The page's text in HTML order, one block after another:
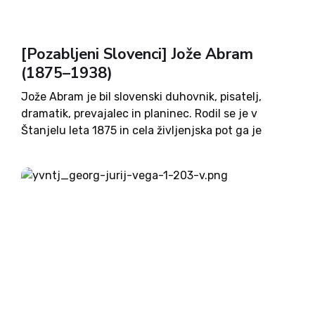
[Pozabljeni Slovenci] Jože Abram
(1875–1938)
Jože Abram je bil slovenski duhovnik, pisatelj,
dramatik, prevajalec in planinec. Rodil se je v
Štanjelu leta 1875 in cela življenjska pot ga je
duhovništva. Po gimnaziji v Gorici je šolanje
nadaljeval...